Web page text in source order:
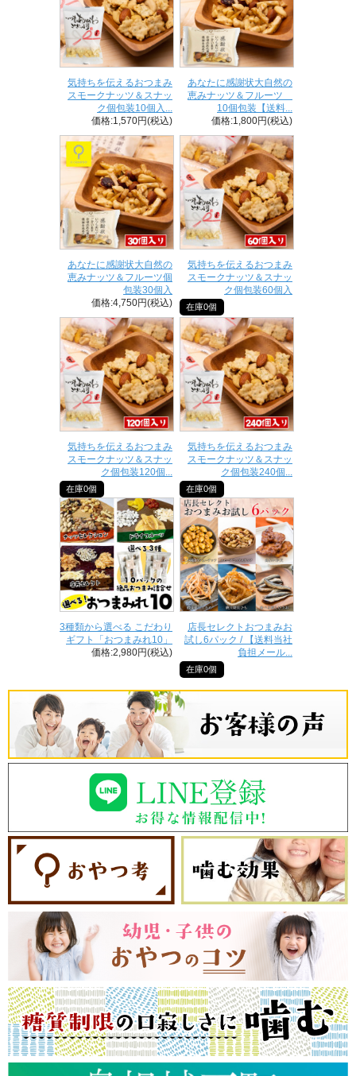
気持ちを伝えるおつまみ
スモークナッツ＆スナッ
ク個包装10個入...
価格:1,570円(税込)
あなたに感謝状大自然の
恵みナッツ＆フルーツ
10個包装【送料...
価格:1,800円(税込)
あなたに感謝状大自然の
恵みナッツ＆フルーツ個
包装30個入
価格:4,750円(税込)
気持ちを伝えるおつまみ
スモークナッツ＆スナッ
ク個包装60個入
在庫0個
気持ちを伝えるおつまみ
スモークナッツ＆スナッ
ク個包装120個...
在庫0個
気持ちを伝えるおつまみ
スモークナッツ＆スナッ
ク個包装240個...
在庫0個
3種類から選べる こだわり
ギフト「おつまみれ10」
価格:2,980円(税込)
店長セレクトおつまみお
試し6パック / 【送料当社
負担メール...
在庫0個